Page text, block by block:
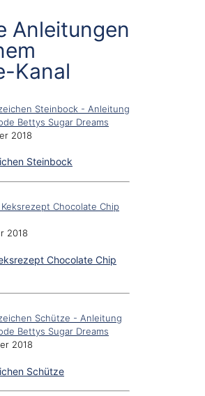
Anleitungen
Kanal
2018
Steinbock
2018
Chocolate Chip
2018
Schütze